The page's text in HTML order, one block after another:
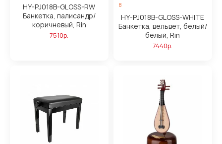
HY-PJ018B-GLOSS-RW
Банкетка, палисандр/
коричневый, Rin
7510р.
8
HY-PJ018B-GLOSS-WHITE
Банкетка, вельвет, белый/
белый, Rin
7440р.